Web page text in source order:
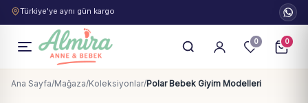
Türkiye'ye aynı gün kargo
0 0
Ana Sayfa/Mağaza/Koleksiyonlar/Polar Bebek Giyim Modelleri